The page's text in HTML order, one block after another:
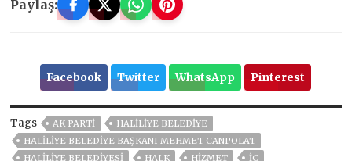
Paylaş:
Facebook Twitter WhatsApp Pinterest
Tags AK PARTİ
HALILIYE BELEDIYE
HALILIYE BELEDIYE BAŞKANI MEHMET CANPOLAT
HALİLİYE BELEDİYESİ
HALK HİZMET
IÇ